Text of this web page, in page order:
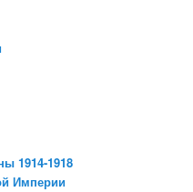
1914-1918
Империи